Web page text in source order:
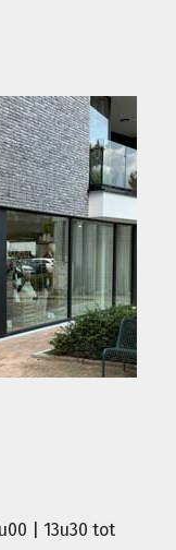
| 13u30 tot